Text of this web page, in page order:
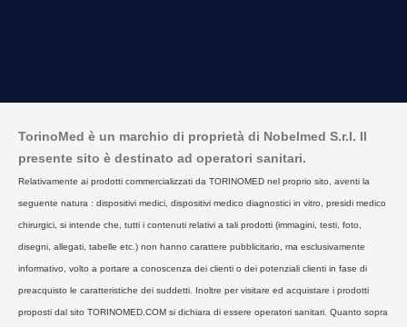
TorinoMed è un marchio di proprietà di Nobelmed S.r.l. Il
presente sito è destinato ad operatori sanitari.
Relativamente ai prodotti commercializzati da TORINOMED nel proprio sito, aventi la
seguente natura : dispositivi medici, dispositivi medico diagnostici in vitro, presidi medico
chirurgici, si intende che, tutti i contenuti relativi a tali prodotti (immagini, testi, foto,
disegni, allegati, tabelle etc.) non hanno carattere pubblicitario, ma esclusivamente
informativo, volto a portare a conoscenza dei clienti o dei potenziali clienti in fase di
preacquisto le caratteristiche dei suddetti. Inoltre per visitare ed acquistare i prodotti
proposti dal sito TORINOMED.COM si dichiara di essere operatori sanitari. Quanto sopra